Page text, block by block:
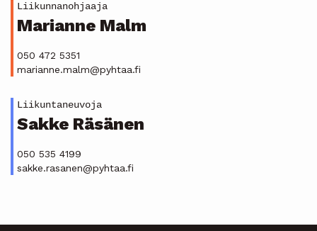
Liikunnanohjaaja
Marianne Malm
050 472 5351
marianne.malm@pyhtaa.fi
Liikuntaneuvoja
Sakke Räsänen
050 535 4199
sakke.rasanen@pyhtaa.fi